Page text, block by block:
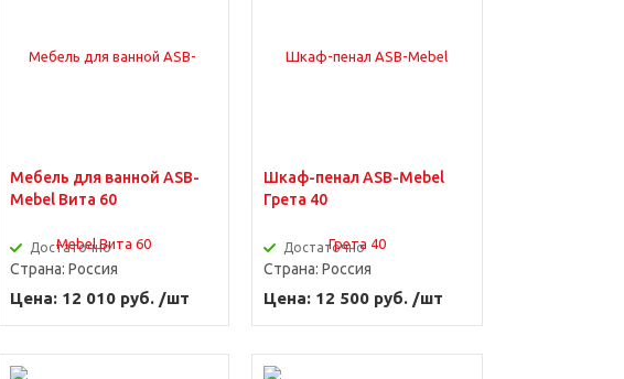
Мебель для ванной ASB-
Mebel Вита 60
Достаточно
Страна: Россия
Цена: 12 010 руб. /шт
Шкаф-пенал ASB-Mebel
Грета 40
Достаточно
Страна: Россия
Цена: 12 500 руб. /шт